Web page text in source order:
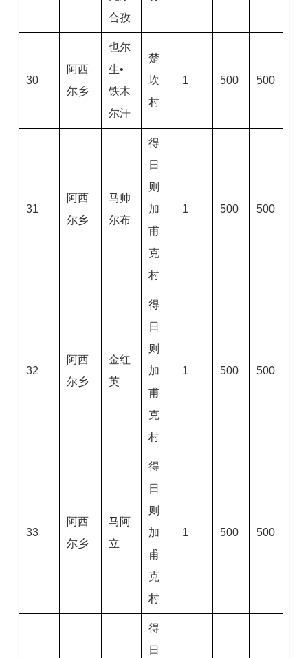
合孜
30
阿西
尔乡
也尔
生•
铁木
尔汗
楚
坎
村
1 500 500
31
阿西
尔乡
马帅
尔布
得
日
则
加
甫
克
村
1 500 500
32
阿西
尔乡
金红
英
得
日
则
加
甫
克
村
1 500 500
33
阿西
尔乡
马阿
立
得
日
则
加
甫
克
村
1 500 500
得
日